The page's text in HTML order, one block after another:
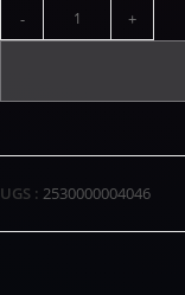
- +
UGS : 2530000004046